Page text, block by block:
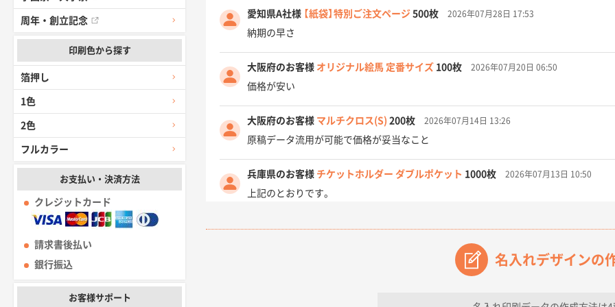
周年・創立記念
印刷色から探す
箔押し
1色
2色
フルカラー
お支払い・決済方法
クレジットカード
請求書後払い
銀行振込
お客様サポート
愛知県A社様 【紙袋】特別ご注文ページ 500枚 2026年07月28日 17:53
納期の早さ
大阪府のお客様 オリジナル絵馬 定番サイズ 100枚 2026年07月20日 06:50
価格が安い
大阪府のお客様 マルチクロス(S) 200枚 2026年07月14日 13:26
原稿データ流用が可能で価格が妥当なこと
兵庫県のお客様 チケットホルダー ダブルポケット 1000枚 2026年07月13日 10:50
上記のとおりです。
愛知県I社様 【オーダー商品】特別ご注文ページ043000枚 2026年07月03日 09:23
名入れデザインの